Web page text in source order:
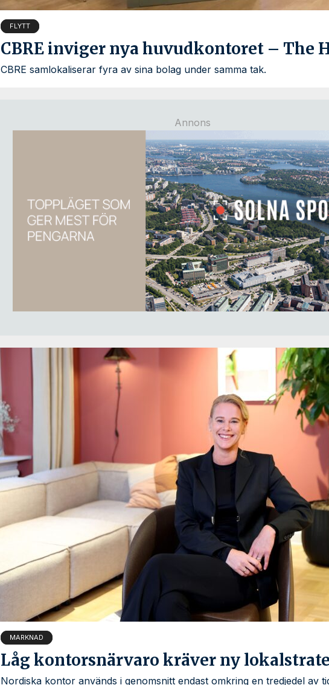
FLYTT
CBRE inviger nya huvudkontoret – The
CBRE samlokaliserar fyra av sina bolag under samma tak.
Annons
MARKNAD
Låg kontorsnärvaro kräver ny
Nordiska kontor används i genomsnitt endast omkring en tredjedel av